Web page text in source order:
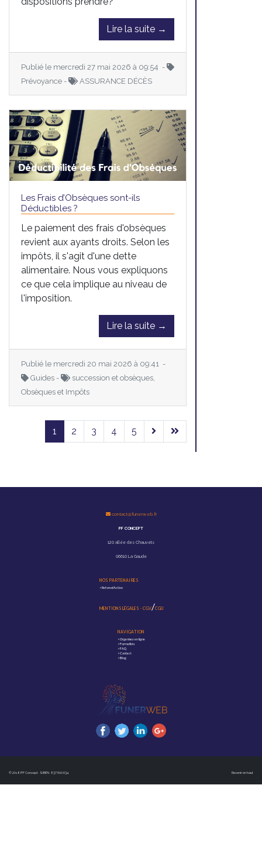
Lire la suite →
Publié le mercredi 27 mai 2026 à 09:54 -
Prévoyance -
ASSURANCE DÉCÈS
Les Frais d’Obsèques sont-ils
Déductibles ?
Le paiement des frais d'obsèques
revient aux ayants droits. Selon les
impôts, il s'agit d'une dette
alimentaire. Nous vous expliquons
ce que cela implique au niveau de
l'imposition.
Lire la suite →
Publié le mercredi 20 mai 2026 à 09:41 -
Guides -
succession et obsèques,
Obsèques et Impôts
1 2 3 4 5
contact@funerweb.fr
PF CONCEPT
120 allée des Chauvets
06610 La Gaude
NOS PARTENAIRES
>Reforest'Action
MENTIONS LÉGALES - CGV/CGU
NAVIGATION
>Organisez en ligne
>Formalités
>FAQ
>Contact
>Blog
Revenir en haut
© 2018 PF Concept · SIREN : 837 600 634